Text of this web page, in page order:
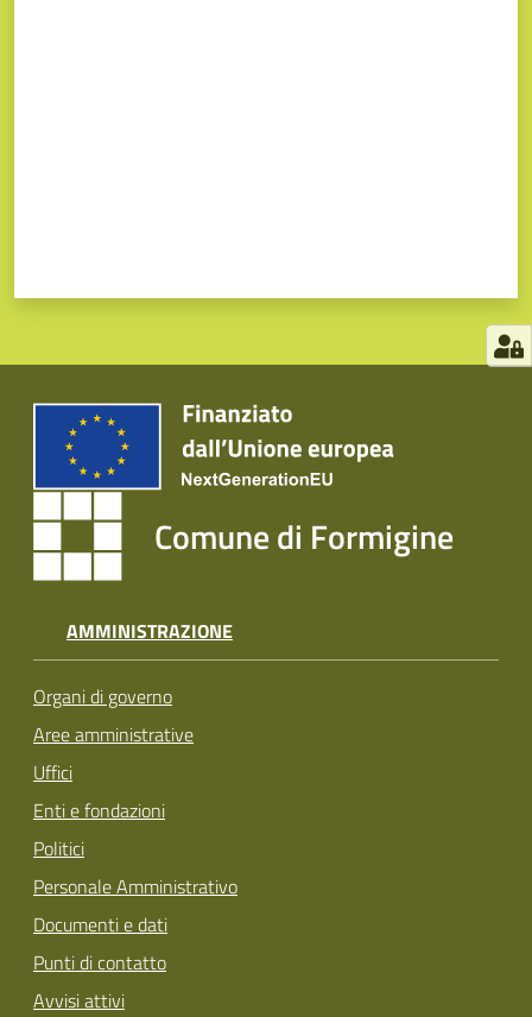
Comune di Formigine
AMMINISTRAZIONE
Organi di governo
Aree amministrative
Uffici
Enti e fondazioni
Politici
Personale Amministrativo
Documenti e dati
Punti di contatto
Avvisi attivi